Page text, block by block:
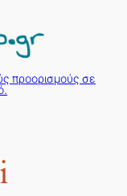
προορισμούς σε